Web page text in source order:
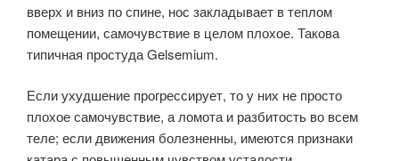
вверх и вниз по спине, нос закладывает в теплом
помещении, самочувствие в целом плохое. Такова
типичная простуда Gelsemium.
Если ухудшение про­грессирует, то у них не просто
плохое самочувствие, а ломота и разбитость во всем
теле; если движения болезненны, имеются признаки